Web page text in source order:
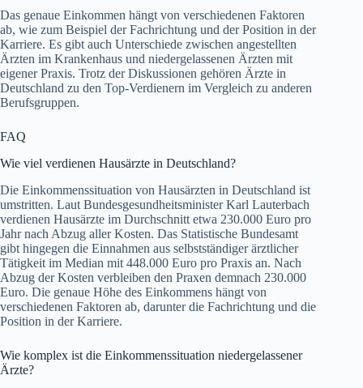
Das genaue Einkommen hängt von verschiedenen Faktoren
ab, wie zum Beispiel der Fachrichtung und der Position in der
Karriere. Es gibt auch Unterschiede zwischen angestellten
Ärzten im Krankenhaus und niedergelassenen Ärzten mit
eigener Praxis. Trotz der Diskussionen gehören Ärzte in
Deutschland zu den Top-Verdienern im Vergleich zu anderen
Berufsgruppen.
FAQ
Wie viel verdienen Hausärzte in Deutschland?
Die Einkommenssituation von Hausärzten in Deutschland ist
umstritten. Laut Bundesgesundheitsminister Karl Lauterbach
verdienen Hausärzte im Durchschnitt etwa 230.000 Euro pro
Jahr nach Abzug aller Kosten. Das Statistische Bundesamt
gibt hingegen die Einnahmen aus selbstständiger ärztlicher
Tätigkeit im Median mit 448.000 Euro pro Praxis an. Nach
Abzug der Kosten verbleiben den Praxen demnach 230.000
Euro. Die genaue Höhe des Einkommens hängt von
verschiedenen Faktoren ab, darunter die Fachrichtung und die
Position in der Karriere.
Wie komplex ist die Einkommenssituation niedergelassener
Ärzte?